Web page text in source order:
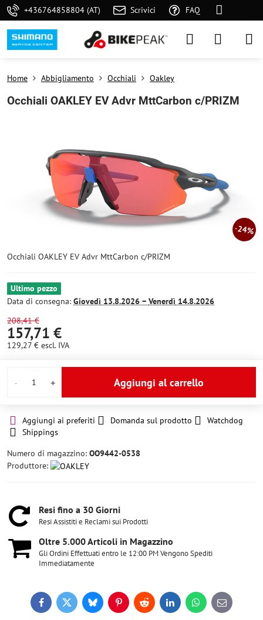
+436764858804 (AT) Scrivici FAQ
24%
Home Abbigliamento Occhiali Oakley
Occhiali OAKLEY EV Advr MttCarbon c/PRIZM
Occhiali OAKLEY EV Advr MttCarbon c/PRIZM
Ultimo pezzo
Data di consegna: Giovedì 13.8.2026 − Venerdì 14.8.2026
208,41 €
157,71 €
129,27 € escl. IVA
Aggiungi al carrello
Aggiungi ai preferiti Domanda sul prodotto
Watchdog
Shippings
Numero di magazzino: OO9442-0538
Produttore:
Resi fino a 30 Giorni
Resi Assistiti e Reclami sui Prodotti
Oltre 5​.000 Articoli in Magazzino
Gli Ordini Effettuati entro le 12:00 PM Vengono Spediti
Immediatamente
FacebookTwitterBlueskyPinterestReddit LinkedInWhatsApp
E-
mail